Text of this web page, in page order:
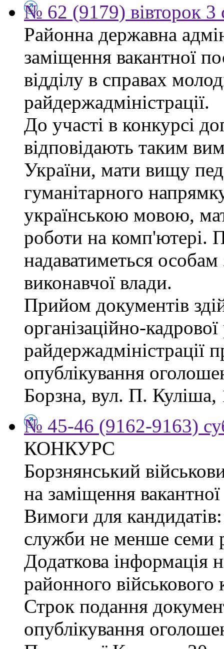
№ 62 (9179) вівторок 3
Районна державна
заміщення вакантної
відділу в справах
райдержадміністрації.
До участі в конкурсі
відповідають таким
України, мати вищу
гуманітарного
українською мовою,
роботи на комп'ютері.
надаватиметься
виконавчої влади.
Прийом документів
організаційно-
райдержадміністрації
опублікування
Борзна, вул. П.
№ 45-46 (9162-9163)
КОНКУРС
Борзнянський
на заміщення
Вимоги для
служби не менше семи
Додаткова інформація
районного військового
Строк подання
опублікування